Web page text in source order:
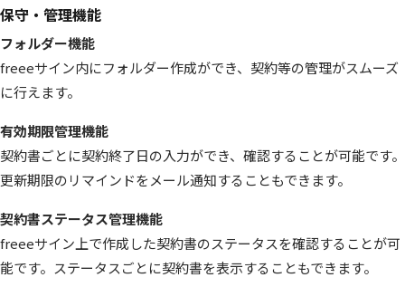
保守・管理機能
フォルダー機能
freeeサイン内にフォルダー作成ができ、契約等の管理がスムーズ
に行えます。
有効期限管理機能
契約書ごとに契約終了日の入力ができ、確認することが可能です。
更新期限のリマインドをメール通知することもできます。
契約書ステータス管理機能
freeeサイン上で作成した契約書のステータスを確認することが可
能です。ステータスごとに契約書を表示することもできます。